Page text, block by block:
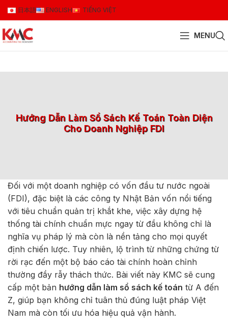
日本語 ENGLISH TIẾNG VIỆT
MENU
Hướng Dẫn Làm Sổ Sách Kế Toán Toàn Diện
Cho Doanh Nghiệp FDI
Đối với một doanh nghiệp có vốn đầu tư nước ngoài
(FDI), đặc biệt là các công ty Nhật Bản vốn nổi tiếng
với tiêu chuẩn quản trị khắt khe, việc xây dựng hệ
thống tài chính chuẩn mực ngay từ đầu không chỉ là
nghĩa vụ pháp lý mà còn là nền tảng cho mọi quyết
định chiến lược. Tuy nhiên, lộ trình từ những chứng từ
rời rạc đến một bộ báo cáo tài chính hoàn chỉnh
thường đầy rẫy thách thức. Bài viết này KMC sẽ cung
cấp một bản hướng dẫn làm sổ sách kế toán từ A đến
Z, giúp bạn không chỉ tuân thủ đúng luật pháp Việt
Nam mà còn tối ưu hóa hiệu quả vận hành.